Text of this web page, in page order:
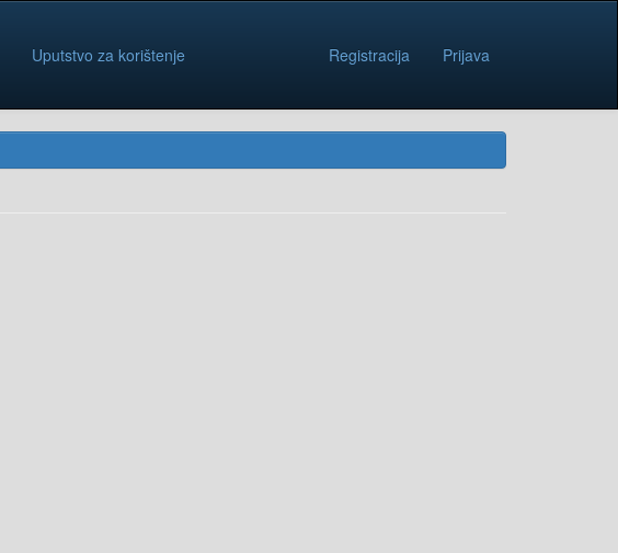
Uputstvo za korištenje Registracija Prijava